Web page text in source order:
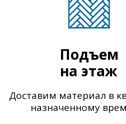
Подъем
на этаж
Доставим материал в
назначенному